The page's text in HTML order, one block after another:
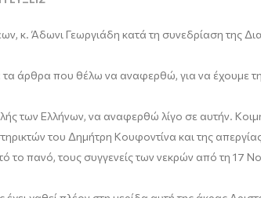
κ. Άδωνι Γεωργιάδη κατά τη συνεδρίαση της
άρθρα που θέλω να αναφερθώ, για να έχουμε
των Ελλήνων, να αναφερθώ λίγο σε αυτήν.
του Δημήτρη Κουφοντίνα και της
το πανό, τους συγγενείς των νεκρών από τη 17